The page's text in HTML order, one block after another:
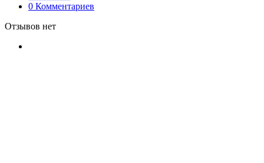
0 Комментариев
Отзывов нет